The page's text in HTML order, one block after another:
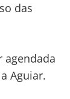
das
agendada
Aguiar.